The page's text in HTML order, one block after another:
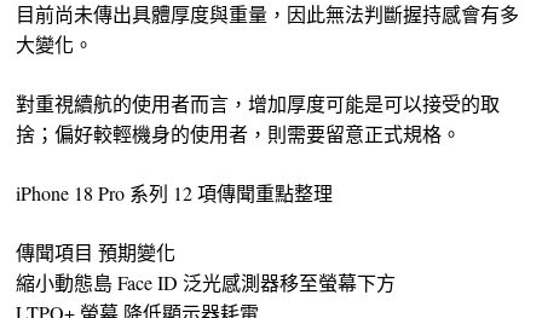
目前尚未傳出具體厚度與重量，因此無法判斷握持感會有多
大變化。
對重視續航的使用者而言，增加厚度可能是可以接受的取
捨；偏好較輕機身的使用者，則需要留意正式規格。
iPhone 18 Pro 系列 12 項傳聞重點整理
傳聞項目 預期變化
縮小動態島 Face ID 泛光感測器移至螢幕下方